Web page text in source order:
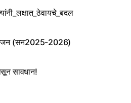
(सन2025-2026)
सावधान!